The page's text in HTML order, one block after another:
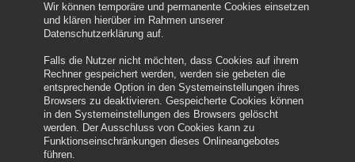
Wir können temporäre und permanente Cookies einsetzen
und klären hierüber im Rahmen unserer
Datenschutzerklärung auf.
Falls die Nutzer nicht möchten, dass Cookies auf ihrem
Rechner gespeichert werden, werden sie gebeten die
entsprechende Option in den Systemeinstellungen ihres
Browsers zu deaktivieren. Gespeicherte Cookies können
in den Systemeinstellungen des Browsers gelöscht
werden. Der Ausschluss von Cookies kann zu
Funktionseinschränkungen dieses Onlineangebotes
führen.